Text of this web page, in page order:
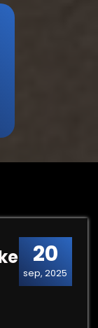
20
sep, 2025